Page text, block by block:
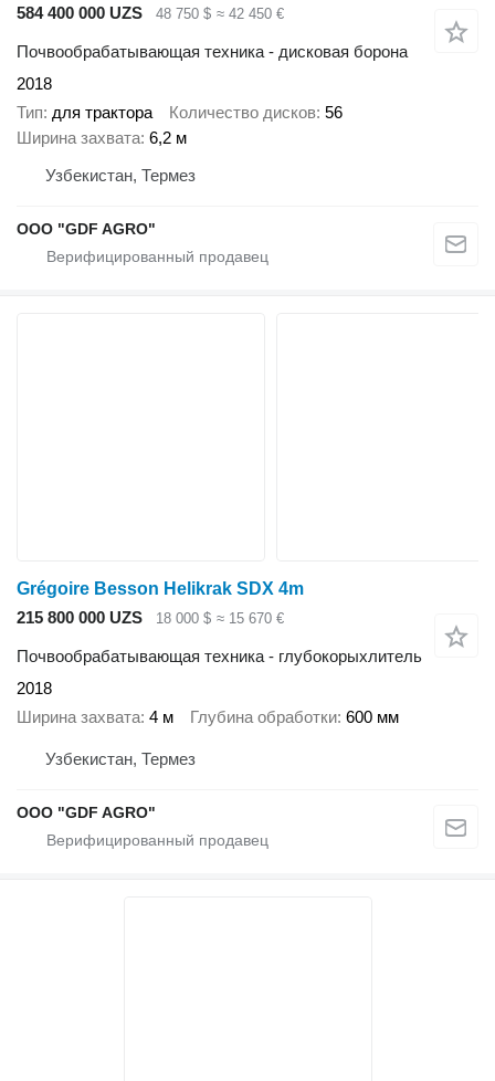
584 400 000 UZS 48 750 $ ≈ 42 450 €
Почвообрабатывающая техника - дисковая борона
2018
Тип для трактора Количество дисков 56
Ширина захвата 6,2 м
Узбекистан, Термез
ООО "GDF AGRO"
Grégoire Besson Helikrak SDX 4m
215 800 000 UZS
18 000 $ ≈ 15 670 €
Почвообрабатывающая техника - глубокорыхлитель
2018
Ширина захвата 4 м Глубина обработки 600 мм
Узбекистан, Термез
ООО "GDF AGRO"